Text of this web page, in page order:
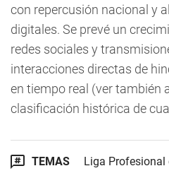
con repercusión nacional y
digitales. Se prevé un
redes sociales y
interacciones directas de
en tiempo real (ver también
clasificación histórica de
TEMAS
Liga Profesional